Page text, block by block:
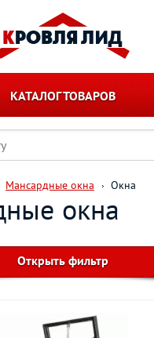
КАТАЛОГ ТОВАРОВ
Мансардные окна Окна
окна
Открыть фильтр